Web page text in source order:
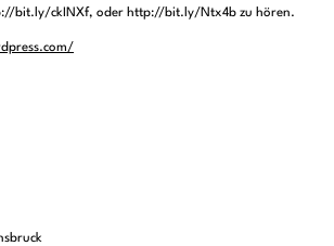
bit.ly/ckINXf, oder http://bit.ly/Ntx4b zu hören.